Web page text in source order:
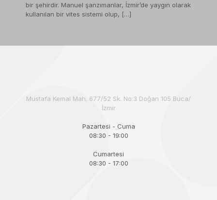
bir şehirdir. Manuel şanzımanlar, İzmir’de yaygın olarak
kullanılan bir vites sistemi olup, […]
Mustafa Kemal Mah. 677/52 Sk. No:3 Doğan 105 Buca/
İzmir
Pazartesi - Cuma
08:30 - 19:00
Cumartesi
08:30 - 17:00